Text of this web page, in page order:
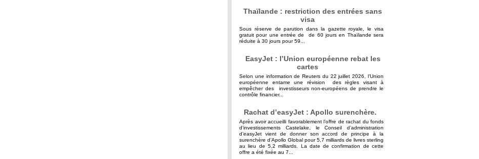
Thaïlande : restriction des entrées sans
visa
Sous réserve de parution dans la gazette royale, le visa
gratuit pour une entrée de de 60 jours en Thaïlande sera
réduite à 30 jours pour 59...
EasyJet : l’Union européenne rebat les
cartes
Selon une information de Reuters du 22 juillet 2026, l’Union
européenne entame une révision des règles visant à
empêcher des investisseurs non-européens de prendre le
contrôle financier...
Rachat d’easyJet : Apollo surenchère.
Après avoir accueilli favorablement l’offre de rachat du fonds
d’investissements Castelake, le Conseil d’administration
d’easyJet vient de donner son accord de principe à la
surenchère d’Apollo Global pour 5,7 milliards de livres sterling
au lieu de 5,2 milliards. La date de confirmation de cette
offre a été fixée au 7...